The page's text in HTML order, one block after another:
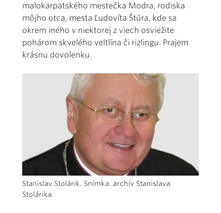
malokarpatského mestečka Modra, rodiska
môjho otca, mesta Ľudovíta Štúra, kde sa
okrem iného v niektorej z viech osviežite
pohárom skvelého veltlína či rizlingu. Prajem
krásnu dovolenku.
Stanislav Stolárik. Snímka: archív Stanislava
Stolárika